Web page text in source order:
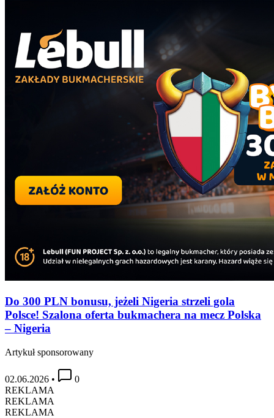
Do 300 PLN bonusu, jeżeli Nigeria strzeli gola
Polsce! Szalona oferta bukmachera na mecz Polska
– Nigeria
Artykuł sponsorowany
02.06.2026 •
0
REKLAMA
REKLAMA
REKLAMA